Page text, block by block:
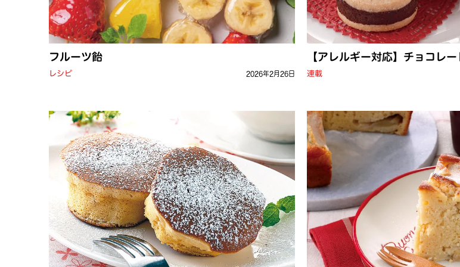
フルーツ飴
レシピ 2026年2月26日
【アレルギー対応】チョコレ
連載